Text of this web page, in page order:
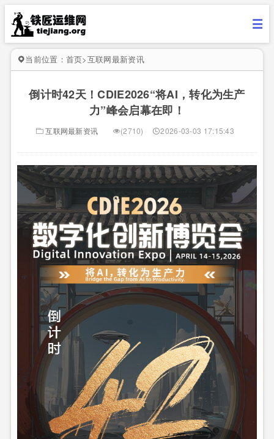
当前位置： 首页>互联网最新资讯
倒计时42天！CDIE2026“将AI，转化为生产
力”峰会启幕在即！
互联网最新资讯 (2710) 2026-03-03 17:15:43